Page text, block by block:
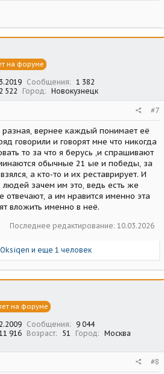
на форуме
Сообщения
1 382
2 522 Город Новокузнецк
#7
разная, вернее каждый понимает еë
говорили и говорят мне что никогда
то за что я берусь ,и спрашивают
обычные 21 ые и победы, за
а кто-то и их реставрирует. И
зачем им это, ведь есть же
а им нравится именно эта
вложить именно в неë.
Последнее редактирование: 10.03.2026
Oksiqen и еще 1 человек
на форуме
Сообщения
9 044
916 Возраст 51 Город
Москва
#8